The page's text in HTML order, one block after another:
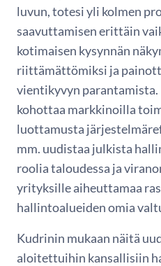
luvun, totesi yli kolmen
saavuttamisen erittäin
kotimaisen kysynnän
riittämättömiksi ja
vientikyvyn
kohottaa markkinoilla
luottamusta
mm. uudistaa julkista
roolia taloudessa ja
yrityksille aiheuttamaa
hallintoalueiden omia
Kudrinin mukaan näitä
aloitettuihin kansallisiin